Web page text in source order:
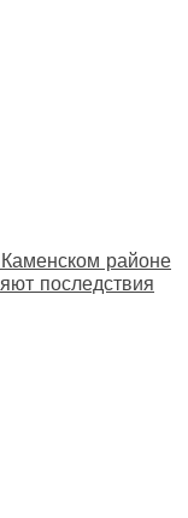
районе
последствия